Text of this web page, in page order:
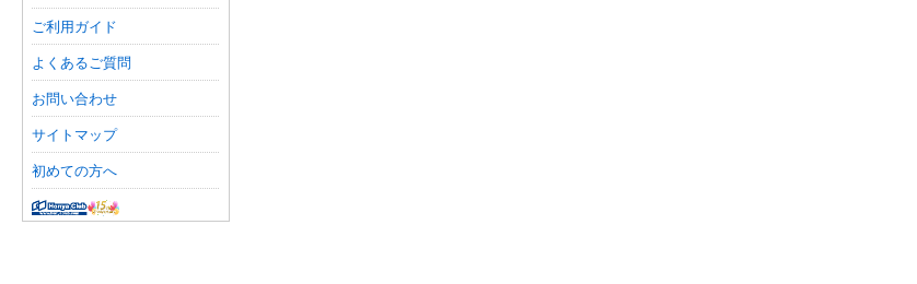
ご利用ガイド
よくあるご質問
お問い合わせ
サイトマップ
初めての方へ